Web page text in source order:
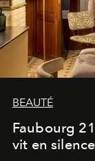
BEAUTÉ
Faubourg
vit en silence